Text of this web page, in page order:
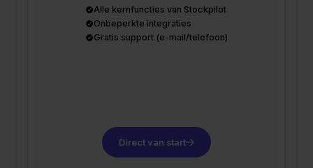
Alle kernfuncties van Stockpilot
Onbeperkte integraties
Gratis support (e-mail/telefoon)
Direct van start